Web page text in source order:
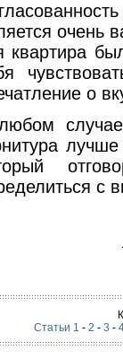
очень
квартира
о
с
Статьи 1 - 2 - 3 -